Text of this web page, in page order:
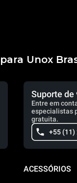
Unox
Suporte de
Entre em
especialistas
gratuita.
+55 (11)
ACESSÓRIOS